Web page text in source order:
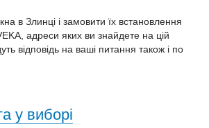
в Злинці і замовити їх встановлення
адреси яких ви знайдете на цій
відповідь на ваші питання також і по
у виборі